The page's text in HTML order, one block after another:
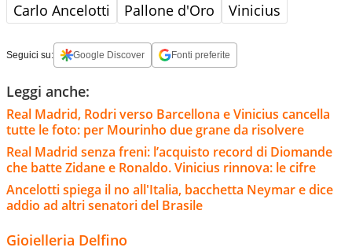
Carlo Ancelotti Pallone d'Oro Vinicius
Seguici su: Google Discover Fonti preferite
Leggi anche:
Real Madrid, Rodri verso Barcellona e Vinicius cancella
tutte le foto: per Mourinho due grane da risolvere
Real Madrid senza freni: l’acquisto record di Diomande
che batte Zidane e Ronaldo. Vinicius rinnova: le cifre
Ancelotti spiega il no all'Italia, bacchetta Neymar e dice
addio ad altri senatori del Brasile
Gioielleria Delfino